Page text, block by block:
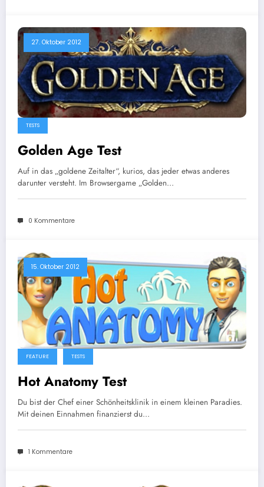
27. Oktober 2012
TESTS
Golden Age Test
Auf in das „goldene Zeitalter“, kurios, das jeder etwas anderes
darunter versteht. Im Browsergame „Golden…
0 Kommentare
15. Oktober 2012
FEATURE TESTS
Hot Anatomy Test
Du bist der Chef einer Schönheitsklinik in einem kleinen Paradies.
Mit deinen Einnahmen finanzierst du…
1 Kommentare